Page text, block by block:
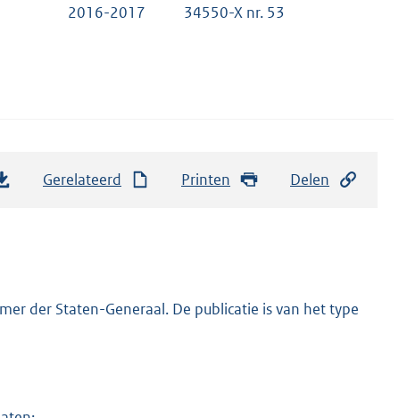
2016-2017 34550-X nr. 53
Gerelateerd Printen Delen
der Staten-Generaal. De publicatie is van het type